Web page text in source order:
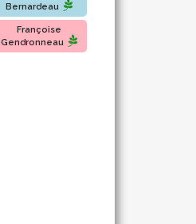
Bernardeau
Françoise
Gendronneau